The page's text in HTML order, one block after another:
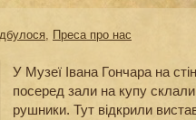
, Преса про нас
У Музеї Івана Гончара на
посеред зали на купу
рушники. Тут відкрили